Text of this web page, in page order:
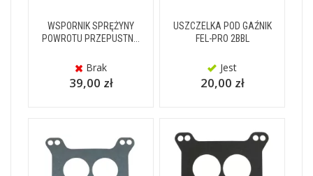
WSPORNIK SPRĘŻYNY
POWROTU PRZEPUSTN...
Brak
39,00 zł
USZCZELKA POD GAŹNIK
FEL-PRO 2BBL
Jest
20,00 zł